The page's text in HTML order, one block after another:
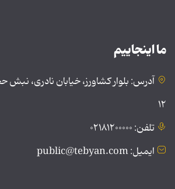
ما اینجاییم
آدرس: بلوار کشاورز، خیابان نادری،
۱۲
تلفن: ۰۲۱۸۱۲۰۰۰۰۰
ایمیل: public@tebyan.com